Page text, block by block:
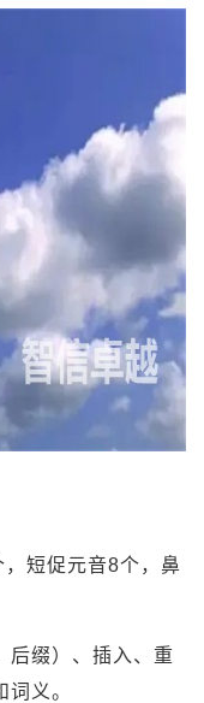
短促元音8个，鼻
后缀）、插入、重
义。